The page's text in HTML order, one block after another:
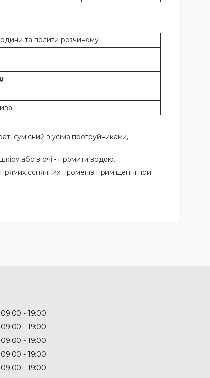
та полити розчиному
сумісний з усіма протруйниками,
або в очі - промити водою.
прямих сонячних променів приміщенні при
09:00
19:00
09:00
19:00
09:00
19:00
09:00
19:00
09:00
19:00